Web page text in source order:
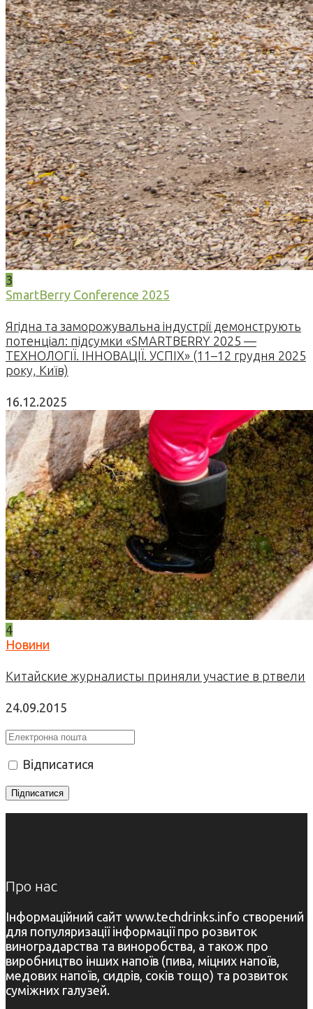
3
SmartBerry Conference 2025
Ягідна та заморожувальна індустрії демонструють
потенціал: підсумки «SMARTBERRY 2025 —
ТЕХНОЛОГІЇ. ІННОВАЦІЇ. УСПІХ» (11–12 грудня 2025
року, Київ)
16.12.2025
4
Новини
Китайские журналисты приняли участие в ртвели
24.09.2015
Відписатися
Про нас
Інформаційний сайт www.techdrinks.info створений
для популяризації інформації про розвиток
виноградарства та виноробства, а також про
виробництво інших напоїв (пива, міцних напоїв,
медових напоїв, сидрів, соків тощо) та розвиток
суміжних галузей.